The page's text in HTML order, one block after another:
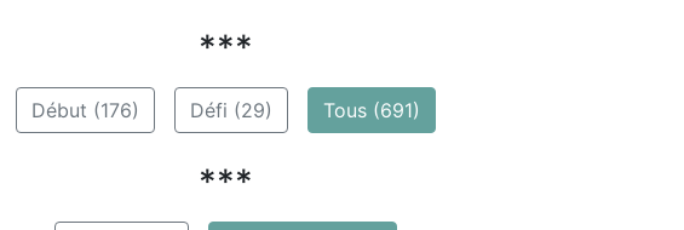
***
Début (176) Défi (29) Tous (691)
***